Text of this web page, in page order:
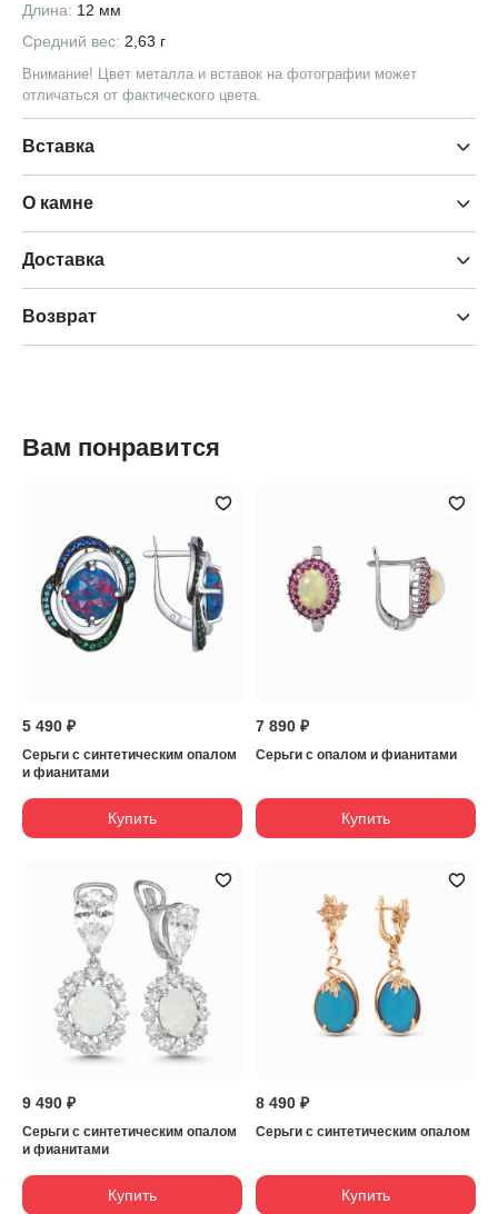
Длина: 12 мм
Средний вес: 2,63 г
Внимание! Цвет металла и вставок на фотографии может
отличаться от фактического цвета.
Вставка
О камне
Доставка
Возврат
Вам понравится
5 490 ₽
Серьги с синтетическим опалом
и фианитами
Купить
7 890 ₽
Серьги с опалом и фианитами
Купить
9 490 ₽
Серьги с синтетическим опалом
и фианитами
Купить
8 490 ₽
Серьги с синтетическим опалом
Купить